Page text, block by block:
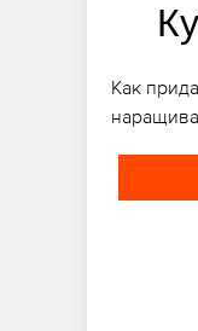
Как